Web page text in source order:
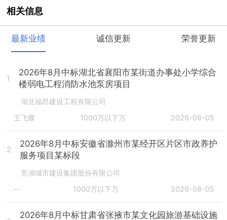
相关信息
最新业绩 诚信更新 荣誉更新
1
2026年8月中标湖北省襄阳市某街道办事处小学综合
楼弱电工程消防水池泵房项目
湖北福昂建设工程有限公司
王飞蝶
1000万以下万 2026-08-05
2
2026年8月中标安徽省滁州市某经开区片区市政养护
服务项目某标段
芜湖城市建设集团股份有限公司
--
1000万以下万 2026-08-05
2026年8月中标甘肃省张掖市某文化园旅游基础设施